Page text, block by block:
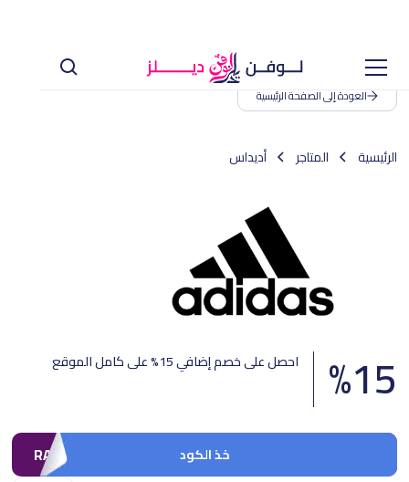
العودة إلى الصفحة الرئيسية
الرئيسية المتاجر أديداس
15
% احصل على خصم إضافي 15% على كامل الموقع
RAN275 خذ الكود